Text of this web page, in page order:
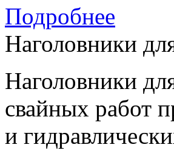
Подробнее
Наголовники
Наголовники
свайных работ
и